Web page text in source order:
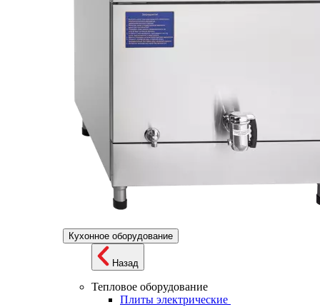
Кухонное оборудование
Назад
Тепловое оборудование
Плиты электрические